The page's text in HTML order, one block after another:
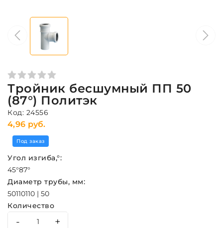
Тройник бесшумный ПП 50
(87°) Политэк
Код: 24556
4,96 руб.
Под заказ
Угол изгиба,°:
45°87°
Диаметр трубы, мм:
50110110 | 50
Количество
- +